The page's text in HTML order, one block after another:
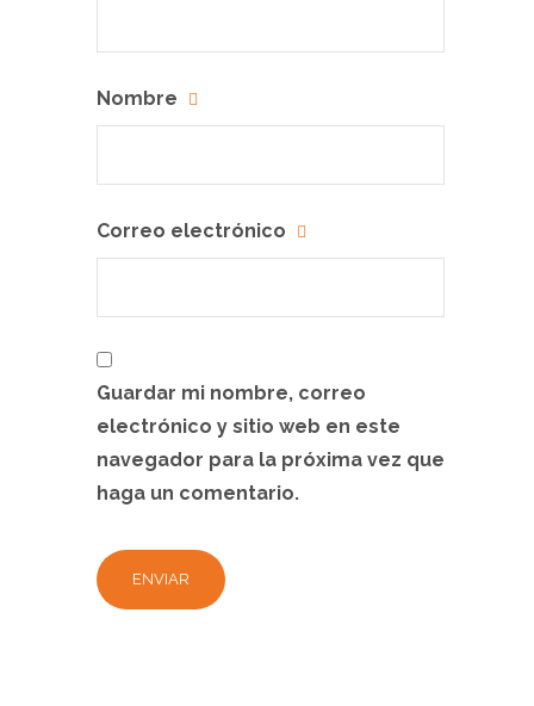
Nombre
Correo electrónico
Guardar mi nombre, correo
electrónico y sitio web en este
navegador para la próxima vez que
haga un comentario.